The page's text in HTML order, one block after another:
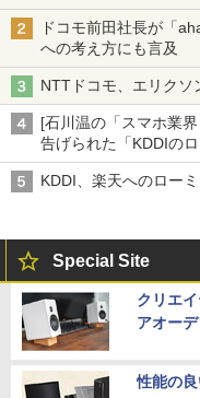
ドコモ前田社長が「
への考え方にも言及
NTTドコモ、エリクソ
[石川温の「スマホ業
告げられた「KDDIの
穴と楽天モバイルの課
KDDI、楽天へのロー
Special Site
クリエ
アオー
性能の